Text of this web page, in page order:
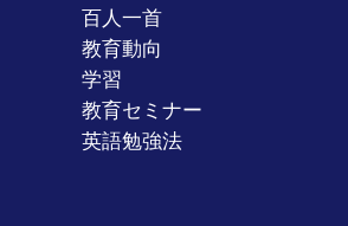
百人一首
教育動向
学習
教育セミナー
英語勉強法